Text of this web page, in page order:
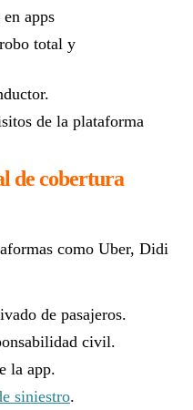
apps
total y
de la plataforma
de cobertura
como Uber, Didi
de pasajeros.
civil.
la app.
siniestro.